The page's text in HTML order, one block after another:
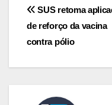
de
Post
SUS retoma
de reforço da vacina
contra pólio